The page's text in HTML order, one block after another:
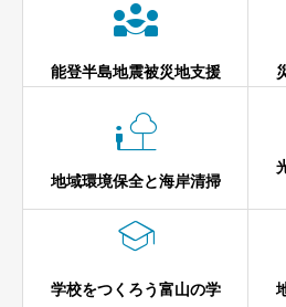

能登半島地震被災地支援

地域環境保全と海岸清掃

学校をつくろう富山の学